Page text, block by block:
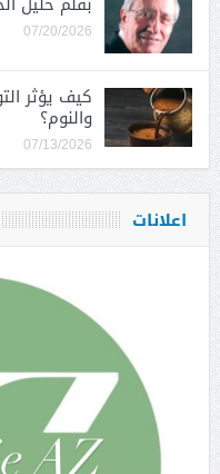
07/20/2026
كيف يؤثر
والنوم؟
07/13/2026
اعلانات